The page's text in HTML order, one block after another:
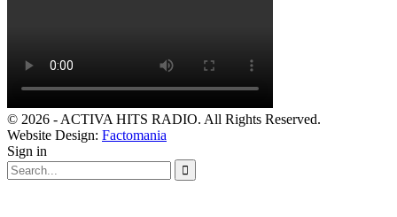
© 2026 - ACTIVA HITS RADIO. All Rights Reserved.
Website Design: Factomania
Sign in